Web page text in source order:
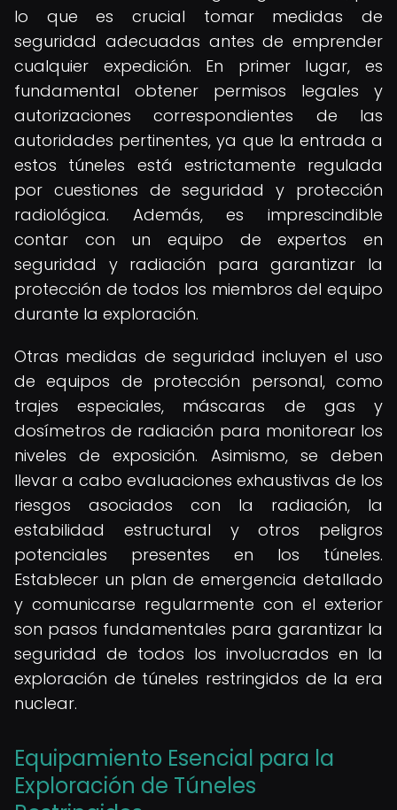
lo que es crucial tomar medidas de
seguridad adecuadas antes de emprender
cualquier expedición. En primer lugar, es
fundamental obtener permisos legales y
autorizaciones correspondientes de las
autoridades pertinentes, ya que la entrada a
estos túneles está estrictamente regulada
por cuestiones de seguridad y protección
radiológica. Además, es imprescindible
contar con un equipo de expertos en
seguridad y radiación para garantizar la
protección de todos los miembros del equipo
durante la exploración.
Otras medidas de seguridad incluyen el uso
de equipos de protección personal, como
trajes especiales, máscaras de gas y
dosímetros de radiación para monitorear los
niveles de exposición. Asimismo, se deben
llevar a cabo evaluaciones exhaustivas de los
riesgos asociados con la radiación, la
estabilidad estructural y otros peligros
potenciales presentes en los túneles.
Establecer un plan de emergencia detallado
y comunicarse regularmente con el exterior
son pasos fundamentales para garantizar la
seguridad de todos los involucrados en la
exploración de túneles restringidos de la era
nuclear.
Equipamiento Esencial para la
Exploración de Túneles